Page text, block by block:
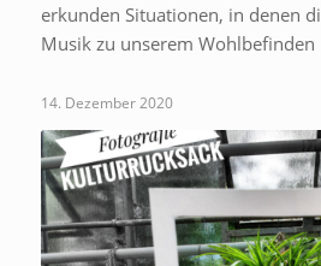
erkunden Situationen, in denen
Musik zu unserem Wohlbefinden
14. Dezember 2020